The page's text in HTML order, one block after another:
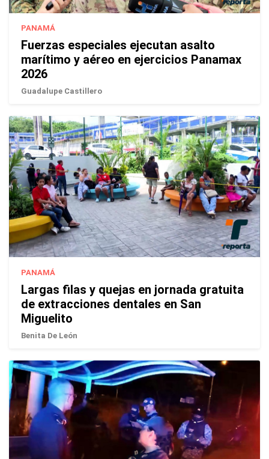
PANAMÁ
Fuerzas especiales ejecutan asalto
marítimo y aéreo en ejercicios Panamax
2026
Guadalupe Castillero
PANAMÁ
Largas filas y quejas en jornada gratuita
de extracciones dentales en San
Miguelito
Benita De León